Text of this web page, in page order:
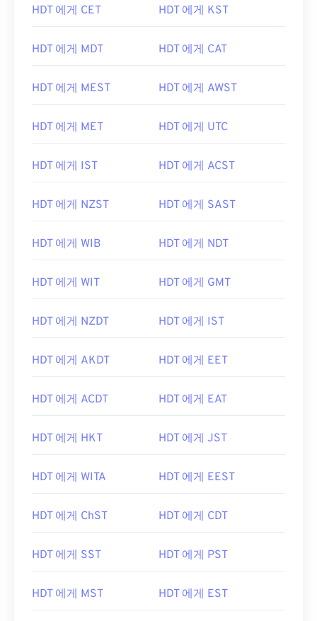
HDT 에게 CET HDT 에게 KST
HDT 에게 MDT HDT 에게 CAT
HDT 에게 MEST HDT 에게 AWST
HDT 에게 MET HDT 에게 UTC
HDT 에게 IST HDT 에게 ACST
HDT 에게 NZST HDT 에게 SAST
HDT 에게 WIB HDT 에게 NDT
HDT 에게 WIT HDT 에게 GMT
HDT 에게 NZDT HDT 에게 IST
HDT 에게 AKDT HDT 에게 EET
HDT 에게 ACDT HDT 에게 EAT
HDT 에게 HKT HDT 에게 JST
HDT 에게 WITA HDT 에게 EEST
HDT 에게 ChST HDT 에게 CDT
HDT 에게 SST HDT 에게 PST
HDT 에게 MST HDT 에게 EST